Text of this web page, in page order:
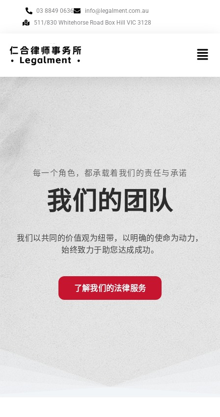
03 8849 0636
info@legalment.com.au
511/830 Whitehorse Road Box Hill VIC 3128
菜
单
每一个角色，都承载着我们的责任与承诺
我们的团队
我们以共同的价值观为纽带，以明确的使命为动力，
始终致力于助您达成成功。
了解我们的法律服务